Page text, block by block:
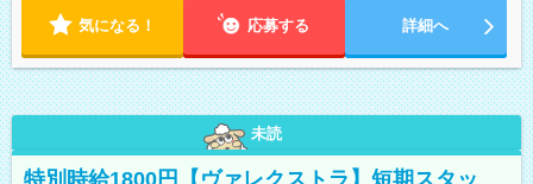
気になる！ 応募する 詳細へ
未読
特別時給1800円【ヴァレクストラ】短期スタッ